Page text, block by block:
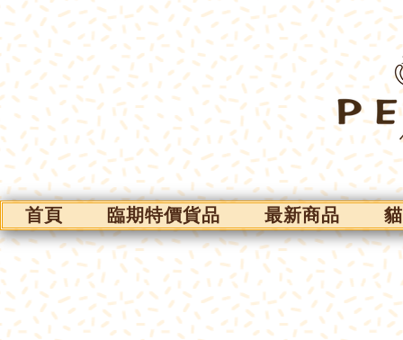
首頁 臨期特價貨品 最新商品